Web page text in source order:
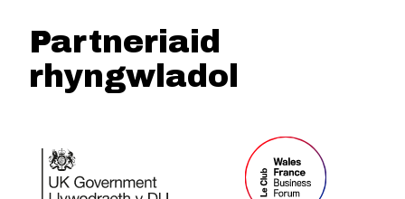
Partneriaid
rhyngwladol